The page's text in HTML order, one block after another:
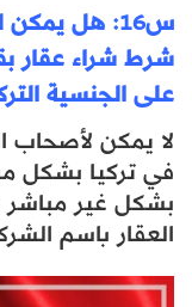
س16: هل
على الجنسية
لا يمكن لأصحاب
في تركيا بشكل
بشكل غير
العقار باسم